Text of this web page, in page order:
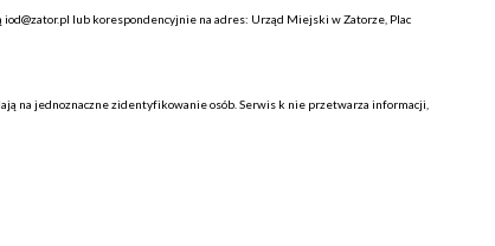
lub korespondencyjnie na adres: Urząd Miejski w Zatorze, Plac
na jednoznaczne zidentyfikowanie osób. Serwis k nie przetwarza informacji,